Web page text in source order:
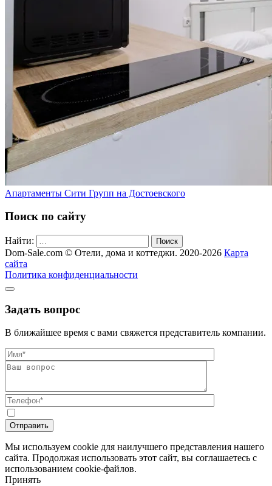
Апартаменты Сити Групп на Достоевского
Поиск по сайту
Найти: Поиск
Dom-Sale.com © Отели, дома и коттеджи. 2020-2026 Карта
сайта
Политика конфиденциальности
Задать вопрос
В ближайшее время с вами свяжется представитель компании.
Мы используем cookie для наилучшего представления нашего
сайта. Продолжая использовать этот сайт, вы соглашаетесь с
использованием cookie-файлов.
Принять